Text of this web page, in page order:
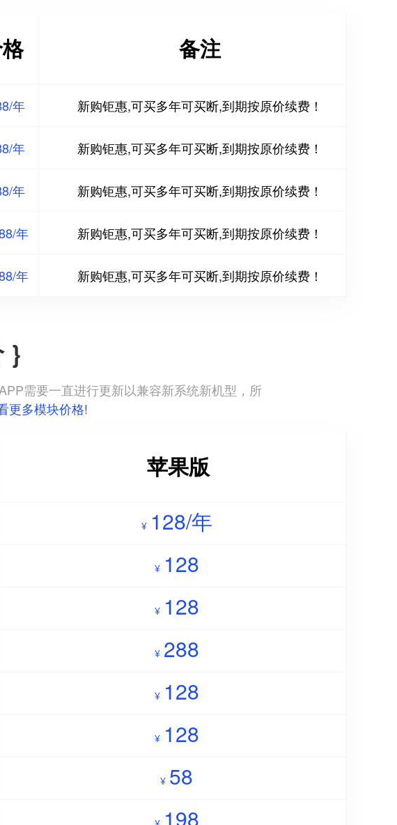
备注
年 新购钜惠,可买多年可买断,到期按原价续费！
年 新购钜惠,可买多年可买断,到期按原价续费！
年 新购钜惠,可买多年可买断,到期按原价续费！
年 新购钜惠,可买多年可买断,到期按原价续费！
年 新购钜惠,可买多年可买断,到期按原价续费！
}
需要一直进行更新以兼容新系统新机型，所
更多模块价格!
苹果版
¥ 128/年
¥ 128
¥ 128
¥ 288
¥ 128
¥ 128
¥ 58
198